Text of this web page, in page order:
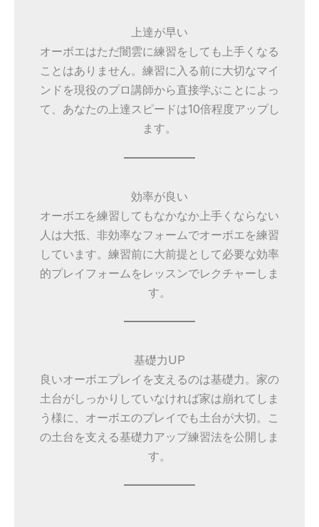
上達が早い
オーボエはただ闇雲に練習をしても上手くなる
ことはありません。練習に入る前に大切なマイ
ンドを現役のプロ講師から直接学ぶことによっ
て、あなたの上達スピードは10倍程度アップし
ます。
効率が良い
オーボエを練習してもなかなか上手くならない
人は大抵、非効率なフォームでオーボエを練習
しています。練習前に大前提として必要な効率
的プレイフォームをレッスンでレクチャーしま
す。
基礎力UP
良いオーボエプレイを支えるのは基礎力。家の
土台がしっかりしていなければ家は崩れてしま
う様に、オーボエのプレイでも土台が大切。こ
の土台を支える基礎力アップ練習法を公開しま
す。